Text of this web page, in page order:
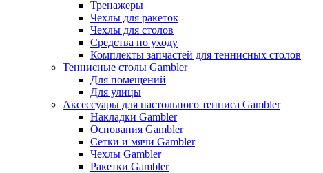
Тренажеры
Чехлы для ракеток
Чехлы для столов
Средства по уходу
Комплекты запчастей для теннисных столов
Теннисные столы Gambler
Для помещений
Для улицы
Аксессуары для настольного тенниса Gambler
Накладки Gambler
Основания Gambler
Сетки и мячи Gambler
Чехлы Gambler
Ракетки Gambler